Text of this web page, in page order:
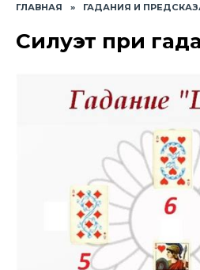
ГЛАВНАЯ » ГАДАНИЯ И
Силуэт при